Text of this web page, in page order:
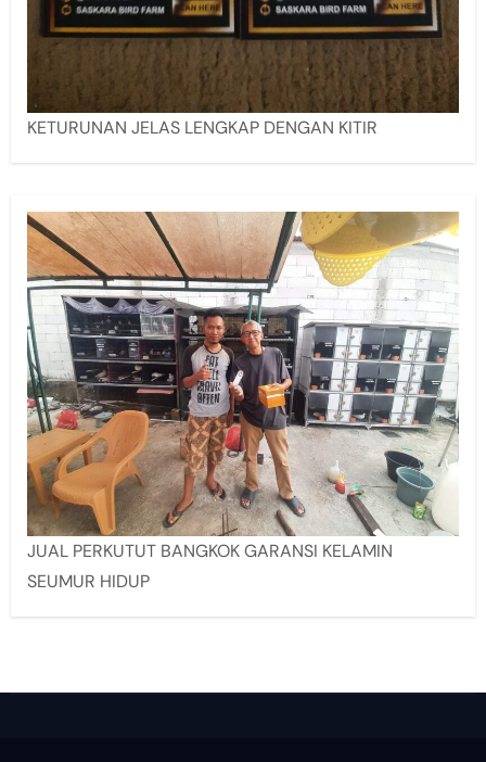
KETURUNAN JELAS LENGKAP DENGAN KITIR
JUAL PERKUTUT BANGKOK GARANSI KELAMIN
SEUMUR HIDUP